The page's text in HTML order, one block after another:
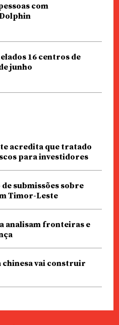
com
16 centros de
junho
acredita que tratado
para investidores
submissões sobre
Timor-Leste
analisam fronteiras e
chinesa vai construir